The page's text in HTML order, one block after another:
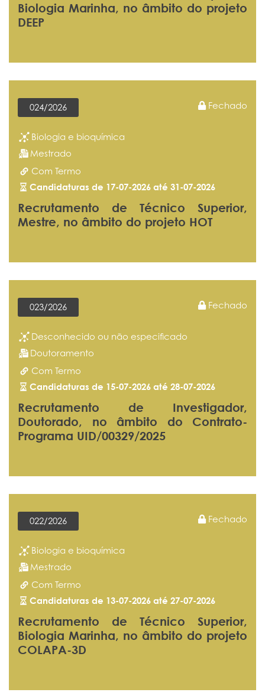
Biologia Marinha, no âmbito do projeto
DEEP
024/2026 Fechado
Biologia e bioquímica
Mestrado
Com Termo
Candidaturas de 17-07-2026 até 31-07-2026
Recrutamento de Técnico Superior,
Mestre, no âmbito do projeto HOT
023/2026 Fechado
Desconhecido ou não especificado
Doutoramento
Com Termo
Candidaturas de 15-07-2026 até 28-07-2026
Recrutamento de Investigador,
Doutorado, no âmbito do Contrato-
Programa UID/00329/2025
022/2026 Fechado
Biologia e bioquímica
Mestrado
Com Termo
Candidaturas de 13-07-2026 até 27-07-2026
Recrutamento de Técnico Superior,
Biologia Marinha, no âmbito do projeto
COLAPA-3D